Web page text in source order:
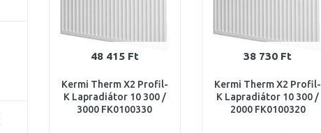
48 415 Ft
Kermi Therm X2 Profil-
K Lapradiátor 10 300 /
3000 FK0100330
38 730 Ft
Kermi Therm X2 Profil-
K Lapradiátor 10 300 /
2000 FK0100320